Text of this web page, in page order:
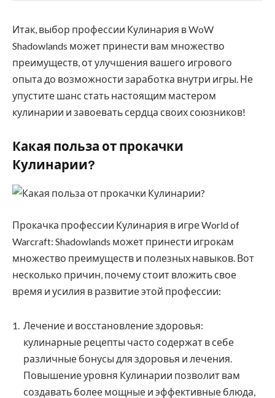
Итак, выбор профессии Кулинария в WoW
Shadowlands может принести вам множество
преимуществ, от улучшения вашего игрового
опыта до возможности заработка внутри игры. Не
упустите шанс стать настоящим мастером
кулинарии и завоевать сердца своих союзников!
Какая польза от прокачки
Кулинарии?
Прокачка профессии Кулинария в игре World of
Warcraft: Shadowlands может принести игрокам
множество преимуществ и полезных навыков. Вот
несколько причин, почему стоит вложить свое
время и усилия в развитие этой профессии:
Лечение и восстановление здоровья:
кулинарные рецепты часто содержат в себе
различные бонусы для здоровья и лечения.
Повышение уровня Кулинарии позволит вам
создавать более мощные и эффективные блюда,